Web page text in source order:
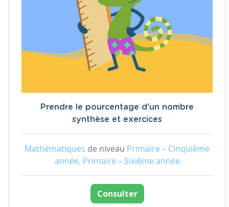
Prendre le pourcentage d'un nombre
synthèse et exercices
Mathématiques de niveau Primaire – Cinquième
année, Primaire – Sixième année
Consulter